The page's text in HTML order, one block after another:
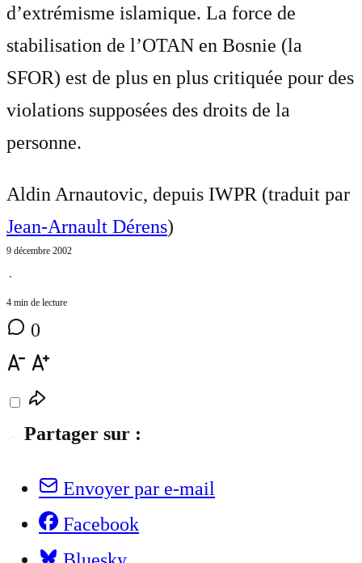
d’extrémisme islamique. La force de
stabilisation de l’OTAN en Bosnie (la
SFOR) est de plus en plus critiquée pour des
violations supposées des droits de la
personne.
Aldin Arnautovic, depuis IWPR (traduit par
Jean-Arnault Dérens)
9 décembre 2002
⋅
4 min de lecture
0
Partager sur :
Envoyer par e-mail
Facebook